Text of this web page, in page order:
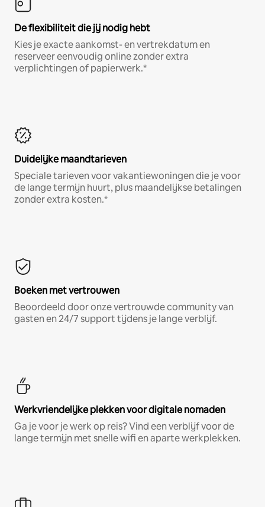
De flexibiliteit die jij nodig hebt
Kies je exacte aankomst- en vertrekdatum en
reserveer eenvoudig online zonder extra
verplichtingen of papierwerk.*
Duidelijke maandtarieven
Speciale tarieven voor vakantiewoningen die je voor
de lange termijn huurt, plus maandelijkse betalingen
zonder extra kosten.*
Boeken met vertrouwen
Beoordeeld door onze vertrouwde community van
gasten en 24/7 support tijdens je lange verblijf.
Werkvriendelijke plekken voor digitale nomaden
Ga je voor je werk op reis? Vind een verblijf voor de
lange termijn met snelle wifi en aparte werkplekken.